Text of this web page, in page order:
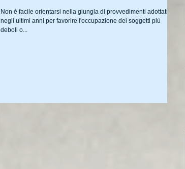
Non è facile orientarsi nella giungla di provvedimenti adottati
negli ultimi anni per favorire l'occupazione dei soggetti più
deboli o...